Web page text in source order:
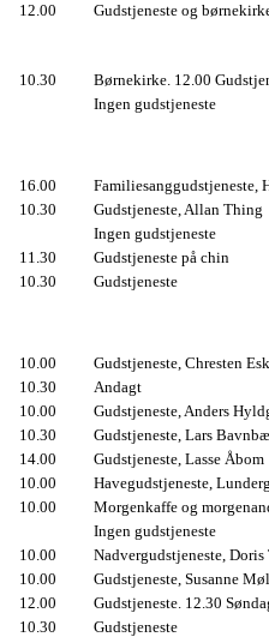
12.00
Gudstjeneste og
10.30
Børnekirke. 12.00
Ingen gudstjeneste
16.00
Familiesanggudstjeneste,
10.30
Gudstjeneste, Allan Thing
Ingen gudstjeneste
11.30
Gudstjeneste på chin
10.30 Gudstjeneste
10.00
Gudstjeneste, Chresten
10.30
Andagt
10.00
Gudstjeneste, Anders
10.30
Gudstjeneste, Lars
14.00
Gudstjeneste, Lasse Åbom
10.00
Havegudstjeneste,
10.00
Morgenkaffe og
Ingen gudstjeneste
10.00
Nadvergudstjeneste,
10.00
Gudstjeneste, Susanne
12.00
Gudstjeneste. 12.30
10.30 Gudstjeneste